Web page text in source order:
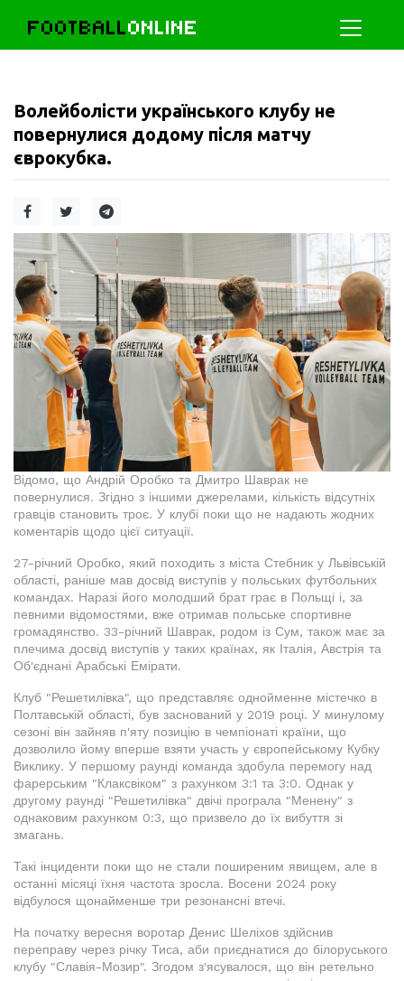
FOOTBALLONLINE
Волейболісти українського клубу не
повернулися додому після матчу
єврокубка.
Відомо, що Андрій Оробко та Дмитро Шаврак не
повернулися. Згідно з іншими джерелами, кількість відсутніх
гравців становить троє. У клубі поки що не надають жодних
коментарів щодо цієї ситуації.
27-річний Оробко, який походить з міста Стебник у Львівській
області, раніше мав досвід виступів у польських футбольних
командах. Наразі його молодший брат грає в Польщі і, за
певними відомостями, вже отримав польське спортивне
громадянство. 33-річний Шаврак, родом із Сум, також має за
плечима досвід виступів у таких країнах, як Італія, Австрія та
Об'єднані Арабські Емірати.
Клуб "Решетилівка", що представляє однойменне містечко в
Полтавській області, був заснований у 2019 році. У минулому
сезоні він зайняв п'яту позицію в чемпіонаті країни, що
дозволило йому вперше взяти участь у європейському Кубку
Виклику. У першому раунді команда здобула перемогу над
фарерським "Клаксвіком" з рахунком 3:1 та 3:0. Однак у
другому раунді "Решетилівка" двічі програла "Менену" з
однаковим рахунком 0:3, що призвело до їх вибуття зі
змагань.
Такі інциденти поки що не стали поширеним явищем, але в
останні місяці їхня частота зросла. Восени 2024 року
відбулося щонайменше три резонансні втечі.
На початку вересня воротар Денис Шеліхов здійснив
переправу через річку Тиса, аби приєднатися до білоруського
клубу "Славія-Мозир". Згодом з'ясувалося, що він ретельно